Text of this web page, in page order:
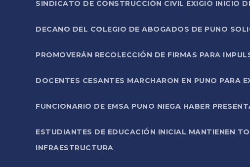
SINDICATO DE CONSTRUCCIÓN CIVIL EXIGIÓ INICIO
DECANO DEL COLEGIO DE ABOGADOS DE PUNO
PROMOVERÁN RECOLECCIÓN DE FIRMAS PARA
DOCENTES CESANTES MARCHARON EN PUNO PARA
FUNCIONARIO DE EMSA PUNO NIEGA HABER
ESTUDIANTES DE EDUCACIÓN INICIAL MANTIENEN
INFRAESTRUCTURA